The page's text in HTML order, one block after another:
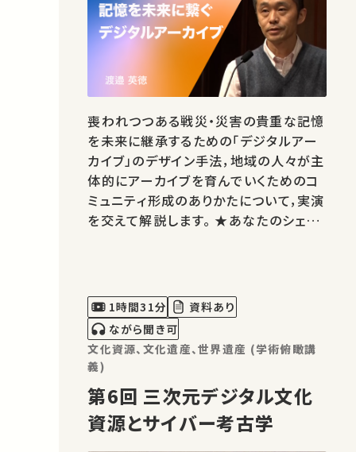
喪われつつある戦災・災害の貴重な記憶
を未来に継承するための「デジタルアー
カイブ」のデザイン手法，地域の人々が主
体的にアーカイブを育んでいくためのコ
ミュニティ形成のありかたについて，実演
を交えて解説します。 ★あなたのシェア
営・著作権処理・映像編集：東京大学 大
学総合教育研究センター こ…
1時間31分
資料あり
ながら聞き可
文化資源、文化遺産、世界遺産 (学術俯瞰講
義)
第6回 三次元デジタル文化
資源とサイバー考古学